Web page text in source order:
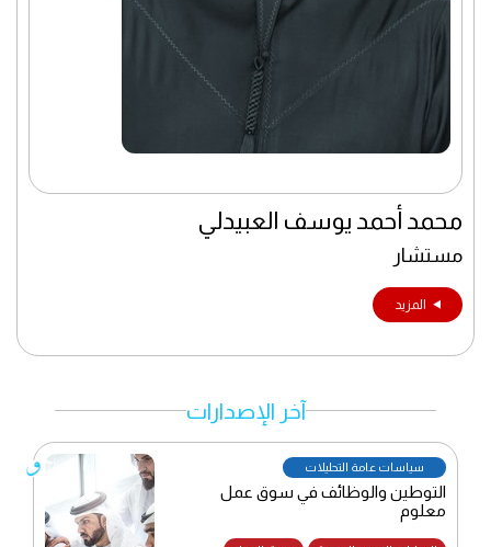
محمد أحمد يوسف العبيدلي
مستشار
المزيد
آخر الإصدارات
سياسات عامة التحليلات
التوطين والوظائف في سوق عمل
معلوم